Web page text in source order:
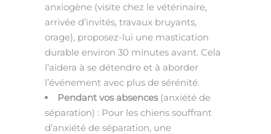
anxiogène (visite chez le vétérinaire,
arrivée d’invités, travaux bruyants,
orage), proposez-lui une mastication
durable environ 30 minutes avant. Cela
l’aidera à se détendre et à aborder
l’événement avec plus de sérénité.
Pendant vos absences(anxiété de
séparation) : Pour les chiens souffrant
d’anxiété de séparation, une